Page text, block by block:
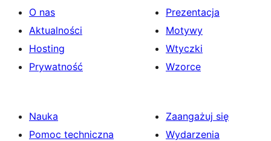
O nas
Aktualności
Hosting
Prywatność
Prezentacja
Motywy
Wtyczki
Wzorce
Nauka
Pomoc techniczna
Zaangażuj się
Wydarzenia